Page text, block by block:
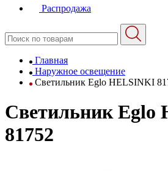
Распродажа
Главная
Наружное освещение
Светильник Eglo HELSINKI
Светильник Eglo
81752